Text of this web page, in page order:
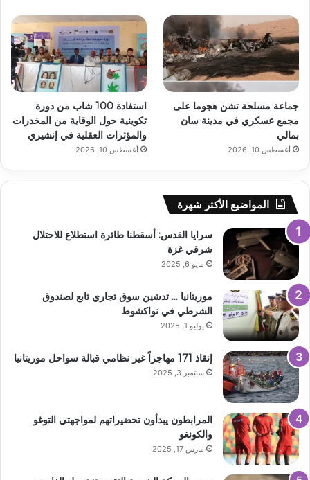
جماعة مسلحة تشن هجوما على
مجمع عسكري في مدينة سان
بمالي
أغسطس 10, 2026
استفادة 100 شاب من دورة
تكوينية حول الوقاية من المخدرات
والمؤثرات العقلية في إنشيري
أغسطس 10, 2026
المواضيع الأكثر شهرة
سرايا القدس: أسقطنا طائرة استطلاع للاحتلال
شرقي غزة
مايو 6, 2025
موريتانيا … تدشين سوق تجاري تابع لصندوق
الشرطي في نواكشوط
يوليو 1, 2025
إنقاذ 171 مهاجراً غير نظامي قبالة سواحل موريتانيا
سبتمبر 3, 2025
المرابطون يبدأون تحضيراتهم لمواجهتي التوغو
والكونغو
مارس 17, 2025